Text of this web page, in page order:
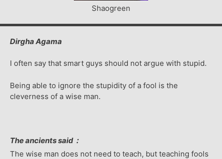
Shaogreen
Dirgha Agama
I often say that smart guys should not argue with stupid.
Being able to ignore the stupidity of a fool is the
cleverness of a wise man.
The ancients said：
The wise man does not need to teach, but teaching fools